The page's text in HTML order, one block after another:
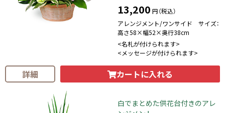
13,200 円（税込）
アレンジメント/ワンサイド サイズ：
高さ58×幅52×奥行38cm
<名札が付けられます>
<メッセージが付けられます>
詳細 カートに入れる
白でまとめた供花台付きのアレ